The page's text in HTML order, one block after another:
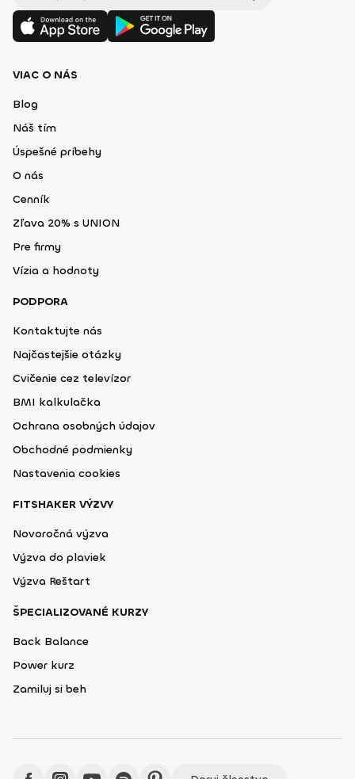
VIAC O NÁS
Blog
Náš tím
Úspešné príbehy
O nás
Cenník
Zľava 20% s UNION
Pre firmy
Vízia a hodnoty
PODPORA
Kontaktujte nás
Najčastejšie otázky
Cvičenie cez televízor
BMI kalkulačka
Ochrana osobných údajov
Obchodné podmienky
Nastavenia cookies
FITSHAKER VÝZVY
Novoročná výzva
Výzva do plaviek
Výzva Reštart
ŠPECIALIZOVANÉ KURZY
Back Balance
Power kurz
Zamiluj si beh